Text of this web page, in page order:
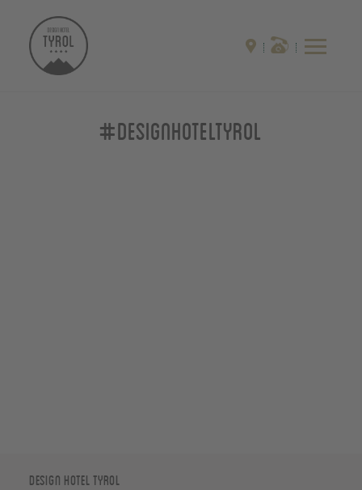
#designhoteltyrol
Design Hotel Tyrol